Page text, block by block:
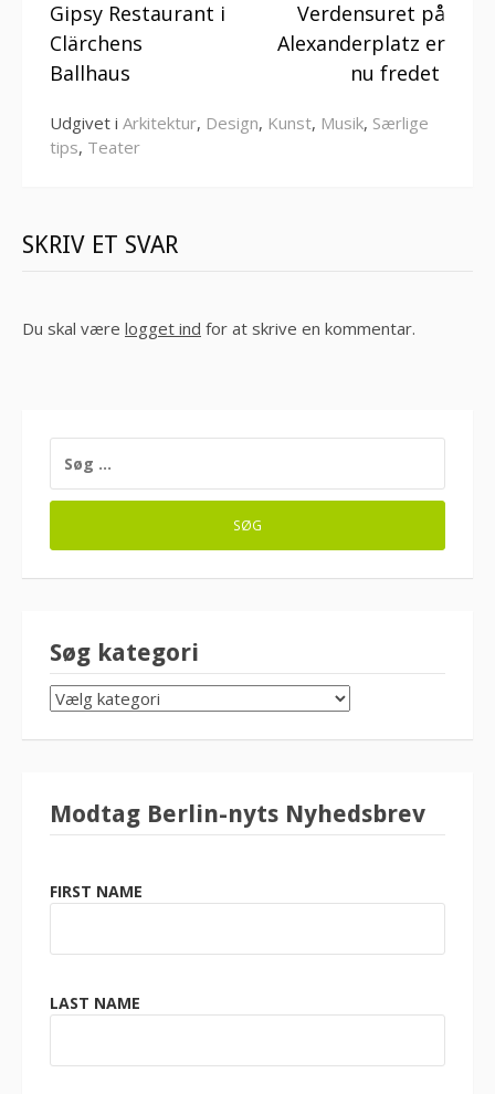
videre
Gipsy Restaurant i
Clärchens
Ballhaus
Verdensuret på
Alexanderplatz er
nu fredet
Udgivet i Arkitektur, Design, Kunst, Musik, Særlige
tips, Teater
SKRIV ET SVAR
Du skal være logget ind for at skrive en kommentar.
EFTER:
Søg kategori
SØG
KATEGORI
Modtag Berlin-nyts Nyhedsbrev
FIRST NAME
LAST NAME